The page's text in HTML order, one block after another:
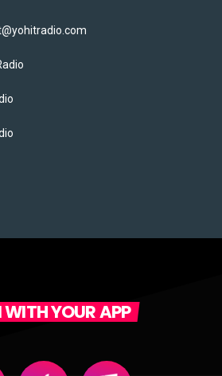
WITH YOUR APP